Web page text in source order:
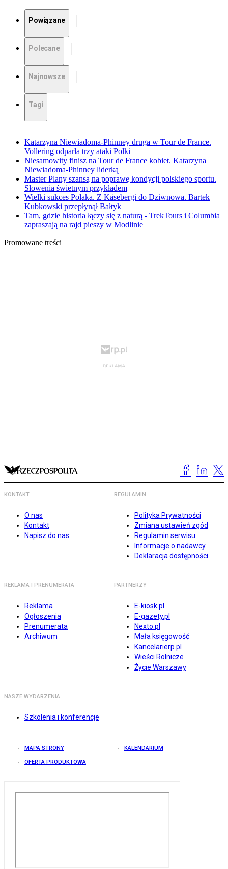
Powiązane
Polecane
Najnowsze
Tagi
Katarzyna Niewiadoma-Phinney druga w Tour de France.
Vollering odparła trzy ataki Polki
Niesamowity finisz na Tour de France kobiet. Katarzyna
Niewiadoma-Phinney liderką
Master Plany szansą na poprawę kondycji polskiego sportu.
Słowenia świetnym przykładem
Wielki sukces Polaka. Z Kåsebergi do Dziwnowa. Bartek
Kubkowski przepłynął Bałtyk
Tam, gdzie historia łączy się z naturą - TrekTours i Columbia
zapraszają na rajd pieszy w Modlinie
Promowane treści
KONTAKT
O nas
Kontakt
Napisz do nas
REGULAMIN
Polityka Prywatności
Zmiana ustawień zgód
Regulamin serwisu
Informacje o nadawcy
Deklaracja dostępności
REKLAMA I PRENUMERATA
Reklama
Ogłoszenia
Prenumerata
Archiwum
PARTNERZY
E-kiosk.pl
E-gazety.pl
Nexto.pl
Mała księgowość
Kancelarierp.pl
Wieści Rolnicze
Życie Warszawy
NASZE WYDARZENIA
Szkolenia i konferencje
MAPA STRONY KALENDARIUM
OFERTA PRODUKTOWA